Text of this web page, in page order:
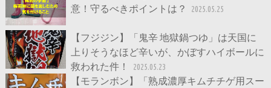
意！守るべきポイントは？
2025.05.25
【フジジン】「鬼辛 地獄鍋つゆ」は天国に
上りそうなほど辛いが、かぼすハイボールに
救われた件！
2025.05.23
【モランボン】「熟成濃厚キムチチゲ用スー